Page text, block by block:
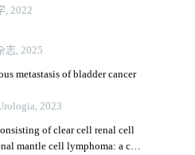
, 2022
志, 2025
metastasis of bladder cancer
2023
of clear cell renal cell
mantle cell lymphoma: a case